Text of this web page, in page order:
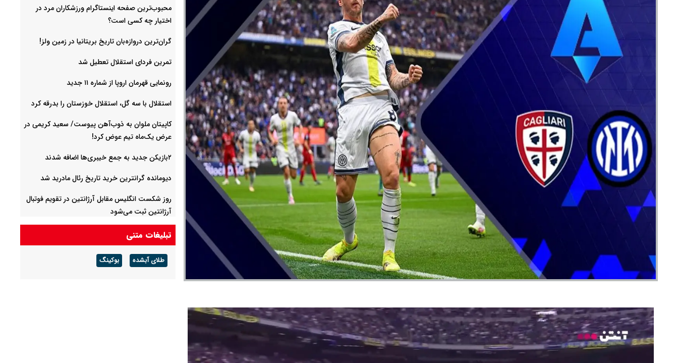
محبوب‌ترین صفحه اینستاگرام ورزشکاران مرد در
اختیار چه کسی است؟
گران‌ترین دروازه‌بان تاریخ بریتانیا در زمین ولز!
تمرین فردای استقلال تعطیل شد
رونمایی قهرمان اروپا از شماره ۱۱ جدید
استقلال با سه گل، استقلال خوزستان را بدرقه کرد
کاپیتان ملوان به ذوب‌آهن پیوست/ سعید کریمی در
عرض یک‌ماه تیم عوض کرد!
۲بازیکن جدید به جمع خیبری‌ها اضافه شدند
دیومانده گرانترین خرید تاریخ رئال مادرید شد
روز شکست انگلیس مقابل آرژانتین در تقویم فوتبال
آرژانتین ثبت می‌شود
تبلیغات متنی
طلای آبشده بوکینگ